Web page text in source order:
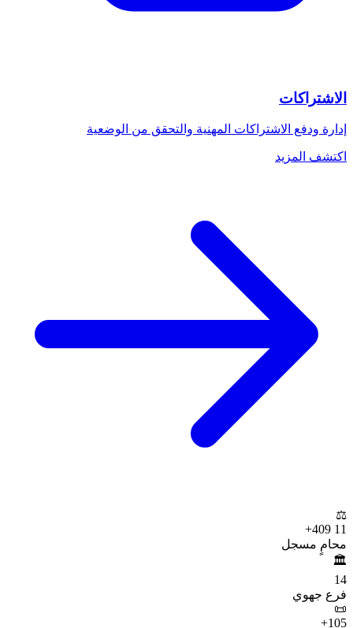
الاشتراكات
إدارة ودفع الاشتراكات المهنية والتحقق من الوضعية
اكتشف المزيد
⚖️
11 409
+
محامٍ مسجل
🏛️
14
فرع جهوي
📜
105
+